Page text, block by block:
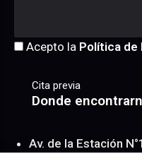
Acepto la Política de
Cita previa
Donde
Av. de la Estación N°1